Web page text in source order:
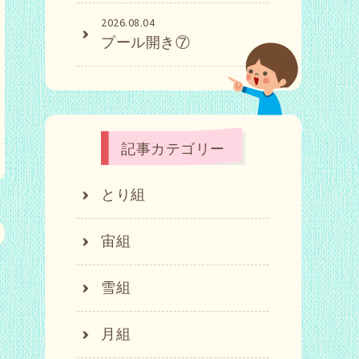
2026.08.04
プール開き⑦
記事カテゴリー
とり組
宙組
雪組
月組